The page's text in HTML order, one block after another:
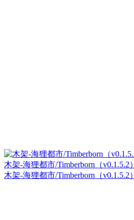
木架-海狸都市/Timberborn（v0.1.5.2）
木架-海狸都市/Timberborn（v0.1.5.2）